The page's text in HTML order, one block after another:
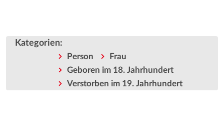
Kategorien:
Person
Frau
Geboren im 18. Jahrhundert
Verstorben im 19. Jahrhundert